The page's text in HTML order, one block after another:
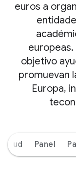
euros a
objetivo
promuevan
Europa,
Panel